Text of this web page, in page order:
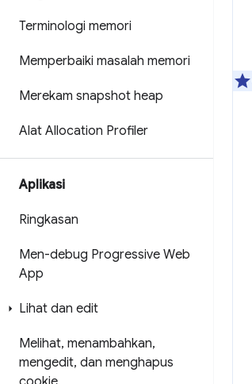
Terminologi memori
Memperbaiki masalah memori
Merekam snapshot heap
Alat Allocation Profiler
Aplikasi
Ringkasan
Men-debug Progressive Web
App
Lihat dan edit
Melihat, menambahkan,
mengedit, dan menghapus